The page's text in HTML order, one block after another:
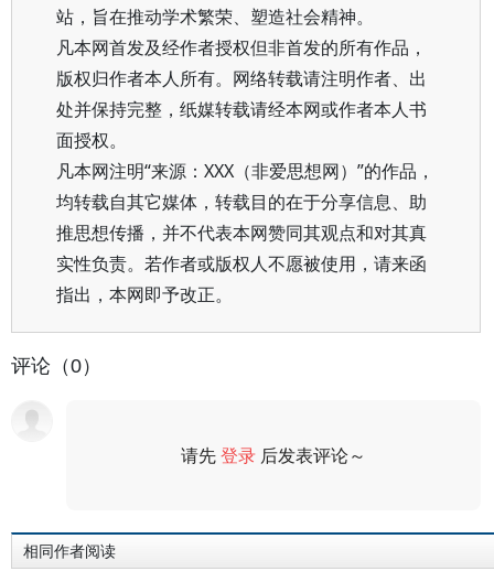
站，旨在推动学术繁荣、塑造社会精神。
凡本网首发及经作者授权但非首发的所有作品，
版权归作者本人所有。网络转载请注明作者、出
处并保持完整，纸媒转载请经本网或作者本人书
面授权。
凡本网注明“来源：XXX（非爱思想网）”的作品，
均转载自其它媒体，转载目的在于分享信息、助
推思想传播，并不代表本网赞同其观点和对其真
实性负责。若作者或版权人不愿被使用，请来函
指出，本网即予改正。
评论（0）
请先登录 后发表评论～
相同作者阅读